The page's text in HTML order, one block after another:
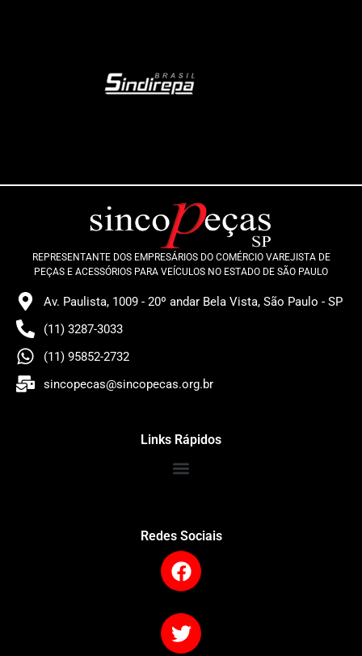
REPRESENTANTE DOS EMPRESÁRIOS DO COMÉRCIO VAREJISTA DE
PEÇAS E ACESSÓRIOS PARA VEÍCULOS NO ESTADO DE SÃO PAULO
Av. Paulista, 1009 - 20º andar Bela Vista, São Paulo - SP
(11) 3287-3033
(11) 95852-2732
sincopecas@sincopecas.org.br
Links Rápidos
Redes Sociais